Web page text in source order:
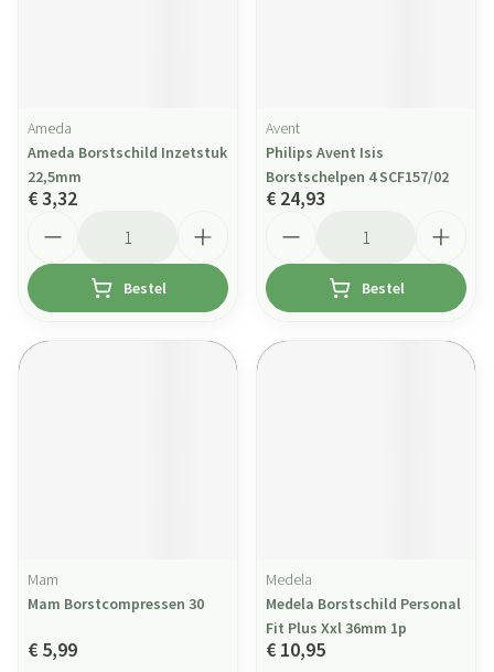
Ameda
Ameda Borstschild Inzetstuk
22,5mm
€ 3,32
Bestel
Avent
Philips Avent Isis
Borstschelpen 4 SCF157/02
€ 24,93
Bestel
Mam
Mam Borstcompressen 30
€ 5,99
Medela
Medela Borstschild Personal
Fit Plus Xxl 36mm 1p
€ 10,95